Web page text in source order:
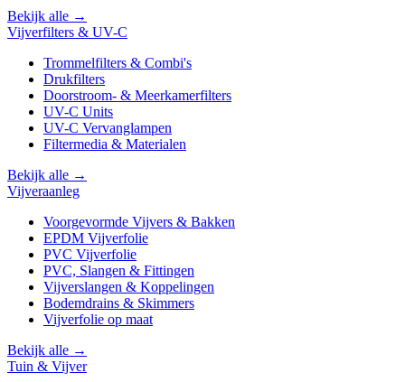
Bekijk alle →
Vijverfilters & UV-C
Trommelfilters & Combi's
Drukfilters
Doorstroom- & Meerkamerfilters
UV-C Units
UV-C Vervanglampen
Filtermedia & Materialen
Bekijk alle →
Vijveraanleg
Voorgevormde Vijvers & Bakken
EPDM Vijverfolie
PVC Vijverfolie
PVC, Slangen & Fittingen
Vijverslangen & Koppelingen
Bodemdrains & Skimmers
Vijverfolie op maat
Bekijk alle →
Tuin & Vijver